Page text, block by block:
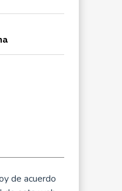
de acuerdo